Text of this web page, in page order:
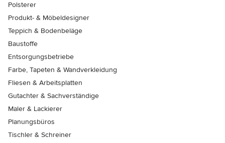
Polsterer
Produkt- & Möbeldesigner
Teppich & Bodenbeläge
Baustoffe
Entsorgungsbetriebe
Farbe, Tapeten & Wandverkleidung
Fliesen & Arbeitsplatten
Gutachter & Sachverständige
Maler & Lackierer
Planungsbüros
Tischler & Schreiner